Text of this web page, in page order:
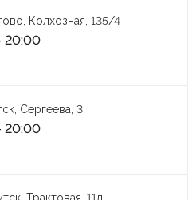
Колхозная, 135/4
20:00
Сергеева, 3
20:00
Трактовая, 11д